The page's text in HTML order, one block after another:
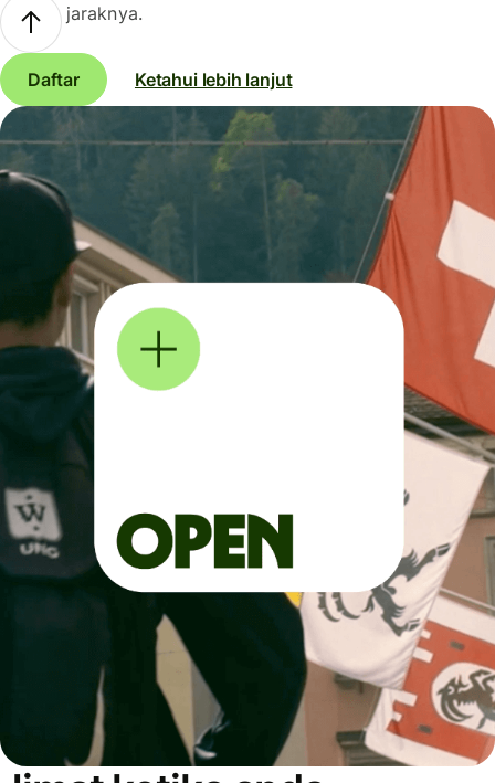
jaraknya.
Daftar Ketahui lebih lanjut